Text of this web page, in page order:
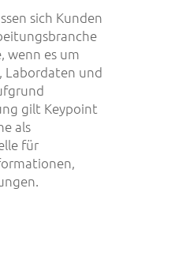
sich Kunden
wenn es um
Labordaten und
gilt Keypoint
als
für